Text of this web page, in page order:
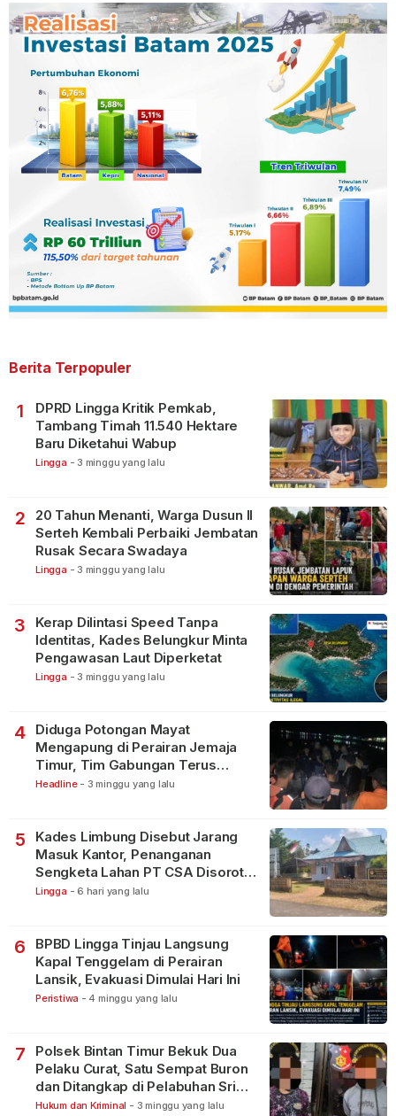
Berita Terpopuler
1
DPRD Lingga Kritik Pemkab,
Tambang Timah 11.540 Hektare
Baru Diketahui Wabup
Lingga - 3 minggu yang lalu
2
20 Tahun Menanti, Warga Dusun II
Serteh Kembali Perbaiki Jembatan
Rusak Secara Swadaya
Lingga - 3 minggu yang lalu
3
Kerap Dilintasi Speed Tanpa
Identitas, Kades Belungkur Minta
Pengawasan Laut Diperketat
Lingga - 3 minggu yang lalu
4
Diduga Potongan Mayat
Mengapung di Perairan Jemaja
Timur, Tim Gabungan Terus
Lakukan Pencarian
Headline - 3 minggu yang lalu
5
Kades Limbung Disebut Jarang
Masuk Kantor, Penanganan
Sengketa Lahan PT CSA Disorot
Warga
Lingga - 6 hari yang lalu
6
BPBD Lingga Tinjau Langsung
Kapal Tenggelam di Perairan
Lansik, Evakuasi Dimulai Hari Ini
Peristiwa - 4 minggu yang lalu
7
Polsek Bintan Timur Bekuk Dua
Pelaku Curat, Satu Sempat Buron
dan Ditangkap di Pelabuhan Sri
Bintan Pura
Hukum dan Kriminal - 3 minggu yang lalu